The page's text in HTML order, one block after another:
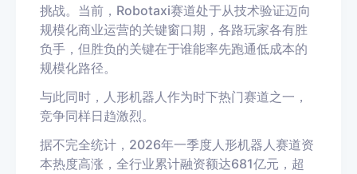
挑战。当前，Robotaxi赛道处于从技术验证迈向
规模化商业运营的关键窗口期，各路玩家各有胜
负手，但胜负的关键在于谁能率先跑通低成本的
规模化路径。
与此同时，人形机器人作为时下热门赛道之一，
竞争同样日趋激烈。
据不完全统计，2026年一季度人形机器人赛道资
本热度高涨，全行业累计融资额达681亿元，超